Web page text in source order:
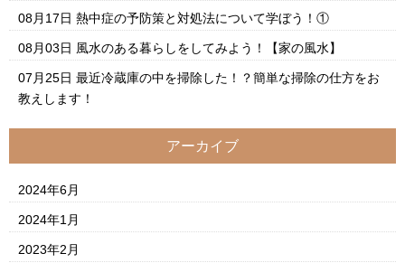
08月17日 熱中症の予防策と対処法について学ぼう！①
08月03日 風水のある暮らしをしてみよう！【家の風水】
07月25日 最近冷蔵庫の中を掃除した！？簡単な掃除の仕方をお
教えします！
アーカイブ
2024年6月
2024年1月
2023年2月